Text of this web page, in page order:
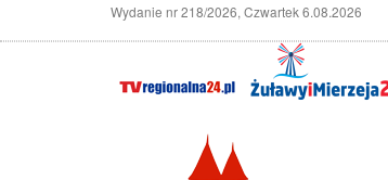
Wydanie nr 218/2026, Czwartek 6.08.2026